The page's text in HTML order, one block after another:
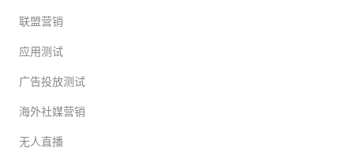
联盟营销
应用测试
广告投放测试
海外社媒营销
无人直播